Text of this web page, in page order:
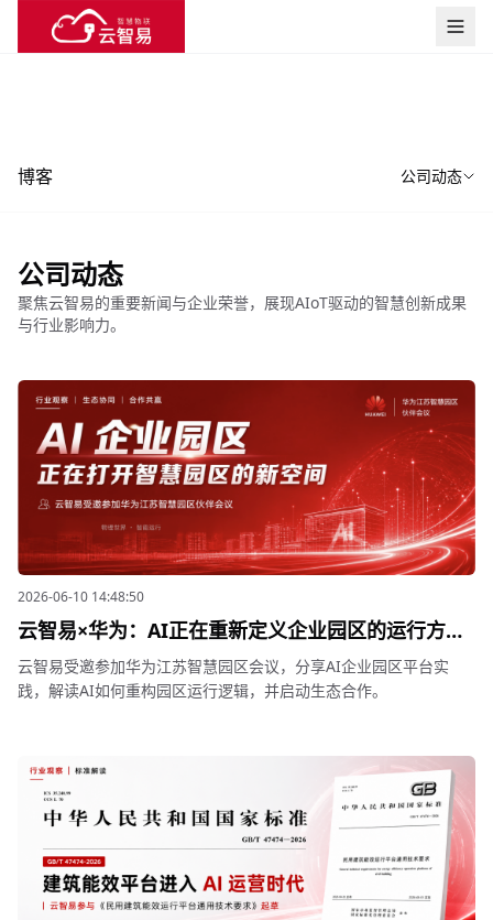
博客 公司动态
公司动态
聚焦云智易的重要新闻与企业荣誉，展现AIoT驱动的智慧创新成果
与行业影响力。
2026-06-10 14:48:50
云智易×华为：AI正在重新定义企业园区的运行方式
| 智慧园区伙伴会议回顾
云智易受邀参加华为江苏智慧园区会议，分享AI企业园区平台实
践，解读AI如何重构园区运行逻辑，并启动生态合作。